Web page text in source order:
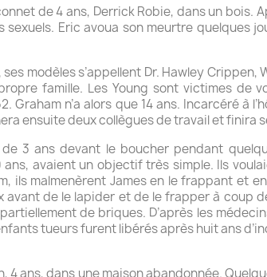
de 4 ans, Derrick Robie, dans un bois.
Eric avoua son meurtre quelques
modèles s’appellent Dr. Hawley Crippen,
famille. Les Young sont victimes de
n’a alors que 14 ans. Incarcéré à
ensuite deux collègues de travail et finira
3 ans devant le boucher pendant
avaient un objectif très simple. Ils
ils malmenèrent James en le frappant et
de le lapider et de le frapper à coup
de briques. D’après les
tueurs furent libérés après huit ans
4 ans, dans une maison abandonnée.